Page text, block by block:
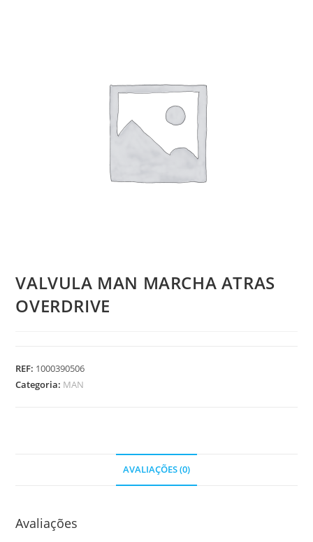
VALVULA MAN MARCHA ATRAS
OVERDRIVE
REF: 1000390506
Categoria: MAN
AVALIAÇÕES (0)
Avaliações